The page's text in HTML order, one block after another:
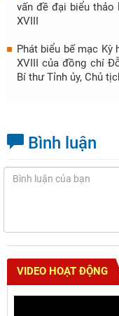
vấn đề đại biểu thảo
XVIII
Phát biểu bế mạc Kỳ
XVIII của đồng chí
Bí thư Tỉnh ủy, Chủ
Bình luận
VIDEO HOẠT ĐỘNG